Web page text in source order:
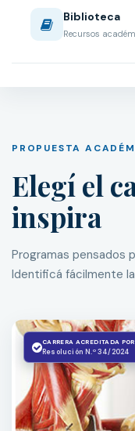
Biblioteca
Recursos
PROPUESTA
Elegí el
inspira
Programas pensados
Identificá fácilmente
CARRERA ACREDITADA
Resolución N.º 34/2024